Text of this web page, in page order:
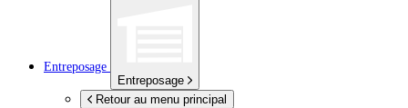
Entreposage
Entreposage
Retour au menu principal